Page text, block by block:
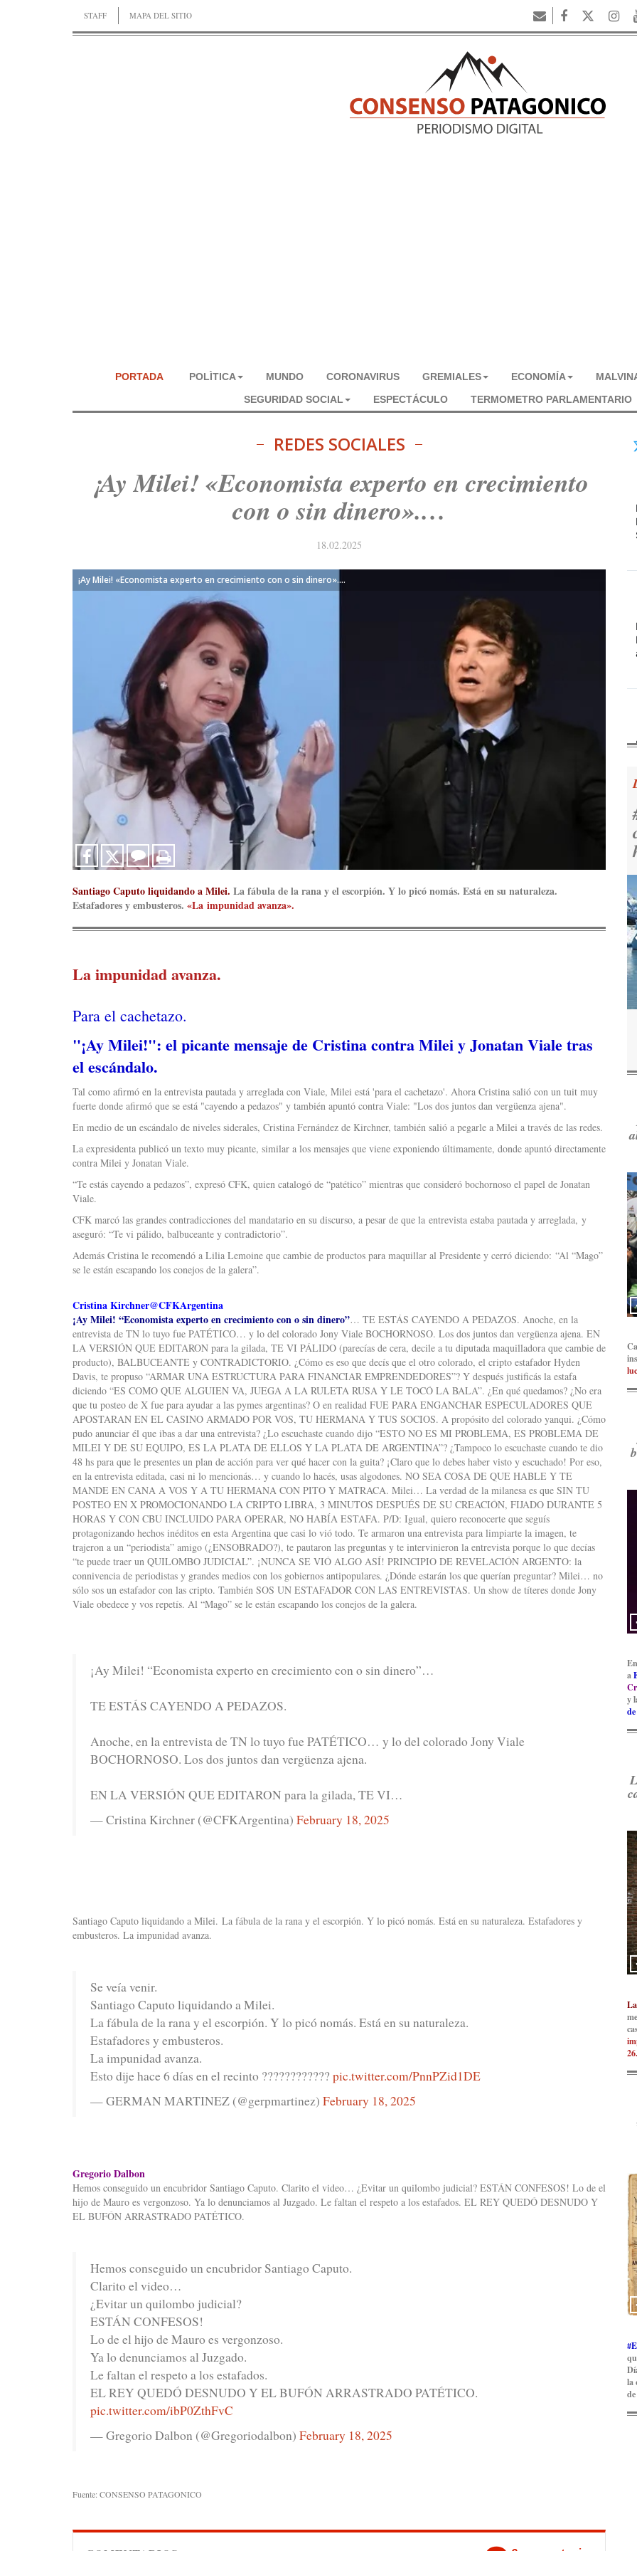
STAFF MAPA DEL SITIO
PORTADA POLÌTICA MUNDO CORONAVIRUS GREMIALES ECONOMÍA
SEGURIDAD SOCIAL
ESPECTÁCULO TERMOMETRO PARLAMENTARIO
REDES SOCIALES
¡Ay Milei! «Economista experto en crecimiento
con o sin dinero».…
18.02.2025
¡Ay Milei! «Economista experto en crecimiento con o sin dinero».…
Santiago Caputo liquidando a Milei. La fábula de la rana y el escorpión. Y lo picó nomás. Está en su naturaleza.
Estafadores y embusteros. «La impunidad avanza».
La impunidad avanza.
Para el cachetazo.
"¡Ay Milei!": el picante mensaje de Cristina contra Milei y Jonatan Viale tras
el escándalo.
Tal como afirmó en la entrevista pautada y arreglada con Viale, Milei está 'para el cachetazo'. Ahora Cristina salió con un tuit muy
fuerte donde afirmó que se está "cayendo a pedazos" y también apuntó contra Viale: "Los dos juntos dan vergüenza ajena".
En medio de un escándalo de niveles siderales, Cristina Fernández de Kirchner, también salió a pegarle a Milei a través de las redes.
La expresidenta publicó un texto muy picante, similar a los mensajes que viene exponiendo últimamente, donde apuntó directamente
contra Milei y Jonatan Viale.
“Te estás cayendo a pedazos”, expresó CFK, quien catalogó de “patético” mientras que consideró bochornoso el papel de Jonatan
Viale.
CFK marcó las grandes contradicciones del mandatario en su discurso, a pesar de que la entrevista estaba pautada y arreglada, y
aseguró: “Te vi pálido, balbuceante y contradictorio”.
Además Cristina le recomendó a Lilia Lemoine que cambie de productos para maquillar al Presidente y cerró diciendo: “Al “Mago”
se le están escapando los conejos de la galera”.
Cristina Kirchner@CFKArgentina
¡Ay Milei! “Economista experto en crecimiento con o sin dinero”… TE ESTÁS CAYENDO A PEDAZOS. Anoche, en la
entrevista de TN lo tuyo fue PATÉTICO… y lo del colorado Jony Viale BOCHORNOSO. Los dos juntos dan vergüenza ajena. EN
LA VERSIÓN QUE EDITARON para la gilada, TE VI PÁLIDO (parecías de cera, decile a tu diputada maquilladora que cambie de
producto), BALBUCEANTE y CONTRADICTORIO. ¿Cómo es eso que decís que el otro colorado, el cripto estafador Hyden
Davis, te propuso “ARMAR UNA ESTRUCTURA PARA FINANCIAR EMPRENDEDORES”? Y después justificás la estafa
diciendo “ES COMO QUE ALGUIEN VA, JUEGA A LA RULETA RUSA Y LE TOCÓ LA BALA”. ¿En qué quedamos? ¿No era
que tu posteo de X fue para ayudar a las pymes argentinas? O en realidad FUE PARA ENGANCHAR ESPECULADORES QUE
APOSTARAN EN EL CASINO ARMADO POR VOS, TU HERMANA Y TUS SOCIOS. A propósito del colorado yanqui. ¿Cómo
pudo anunciar él que ibas a dar una entrevista? ¿Lo escuchaste cuando dijo “ESTO NO ES MI PROBLEMA, ES PROBLEMA DE
MILEI Y DE SU EQUIPO, ES LA PLATA DE ELLOS Y LA PLATA DE ARGENTINA”? ¿Tampoco lo escuchaste cuando te dio
48 hs para que le presentes un plan de acción para ver qué hacer con la guita? ¡Claro que lo debes haber visto y escuchado! Por eso,
en la entrevista editada, casi ni lo mencionás… y cuando lo hacés, usas algodones. NO SEA COSA DE QUE HABLE Y TE
MANDE EN CANA A VOS Y A TU HERMANA CON PITO Y MATRACA. Milei… La verdad de la milanesa es que SIN TU
POSTEO EN X PROMOCIONANDO LA CRIPTO LIBRA, 3 MINUTOS DESPUÉS DE SU CREACIÓN, FIJADO DURANTE 5
HORAS Y CON CBU INCLUIDO PARA OPERAR, NO HABÍA ESTAFA. P/D: Igual, quiero reconocerte que seguís
protagonizando hechos inéditos en esta Argentina que casi lo vió todo. Te armaron una entrevista para limpiarte la imagen, te
trajeron a un “periodista” amigo (¿ENSOBRADO?), te pautaron las preguntas y te intervinieron la entrevista porque lo que decías
“te puede traer un QUILOMBO JUDICIAL”. ¡NUNCA SE VIÓ ALGO ASÍ! PRINCIPIO DE REVELACIÓN ARGENTO: la
connivencia de periodistas y grandes medios con los gobiernos antipopulares. ¿Dónde estarán los que querían preguntar? Milei… no
sólo sos un estafador con las cripto. También SOS UN ESTAFADOR CON LAS ENTREVISTAS. Un show de títeres donde Jony
Viale obedece y vos repetís. Al “Mago” se le están escapando los conejos de la galera.
¡Ay Milei! “Economista experto en crecimiento con o sin dinero”…
TE ESTÁS CAYENDO A PEDAZOS.
Anoche, en la entrevista de TN lo tuyo fue PATÉTICO… y lo del colorado Jony Viale
BOCHORNOSO. Los dos juntos dan vergüenza ajena.
EN LA VERSIÓN QUE EDITARON para la gilada, TE VI…
— Cristina Kirchner (@CFKArgentina) February 18, 2025
Santiago Caputo liquidando a Milei. La fábula de la rana y el escorpión. Y lo picó nomás. Está en su naturaleza. Estafadores y
embusteros. La impunidad avanza.
Se veía venir.
Santiago Caputo liquidando a Milei.
La fábula de la rana y el escorpión. Y lo picó nomás. Está en su naturaleza.
Estafadores y embusteros.
La impunidad avanza.
Esto dije hace 6 días en el recinto ????????????pic.twitter.com/PnnPZid1DE
— GERMAN MARTINEZ (@gerpmartinez) February 18, 2025
Gregorio Dalbon
Hemos conseguido un encubridor Santiago Caputo. Clarito el video… ¿Evitar un quilombo judicial? ESTÁN CONFESOS! Lo de el
hijo de Mauro es vergonzoso. Ya lo denunciamos al Juzgado. Le faltan el respeto a los estafados. EL REY QUEDÓ DESNUDO Y
EL BUFÓN ARRASTRADO PATÉTICO.
Hemos conseguido un encubridor Santiago Caputo.
Clarito el video…
¿Evitar un quilombo judicial?
ESTÁN CONFESOS!
Lo de el hijo de Mauro es vergonzoso.
Ya lo denunciamos al Juzgado.
Le faltan el respeto a los estafados.
EL REY QUEDÓ DESNUDO Y EL BUFÓN ARRASTRADO PATÉTICO.
pic.twitter.com/ibP0ZthFvC
— Gregorio Dalbon (@Gregoriodalbon) February 18, 2025
Fuente: CONSENSO PATAGONICO
a
y
la